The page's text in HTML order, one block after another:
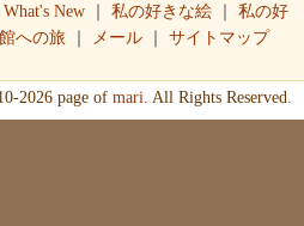
What's New ｜ 私の好きな絵 ｜ 私の好
への旅｜ メール｜ サイトマップ
2026 page of mari. All Rights Reserved.